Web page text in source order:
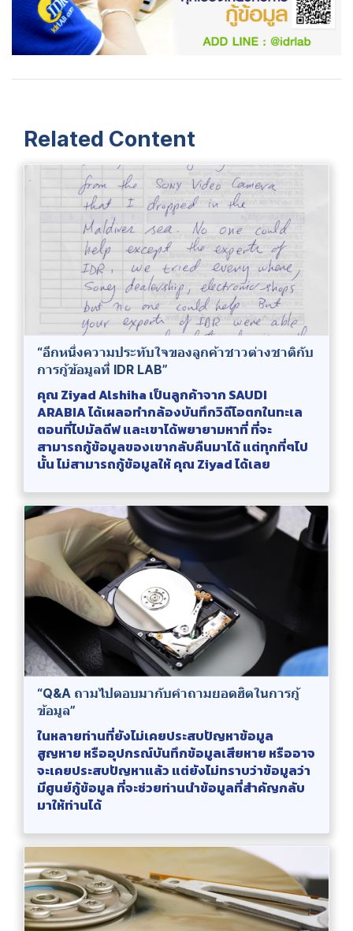
Related Content
“อีกหนึ่งความประทับใจของลูกค้าชาวต่างชาติกับ
การกู้ข้อมูลที่ IDR LAB”
คุณ Ziyad Alshiha เป็นลูกค้าจาก SAUDI
ARABIA ได้เผลอทำกล้องบันทึกวิดีโอตกในทะเล
ตอนที่ไปมัลดีฟ และเขาได้พยายามหาที่ ที่จะ
สามารถกู้ข้อมูลของเขากลับคืนมาได้ แต่ทุกที่ๆไป
นั้น ไม่สามารถกู้ข้อมูลให้ คุณ Ziyad ได้เลย
“Q&A ถามไปตอบมากับคำถามยอดฮิตในการกู้
ข้อมูล”
ในหลายท่านที่ยังไม่เคยประสบปัญหาข้อมูล
สูญหาย หรืออุปกรณ์บันทึกข้อมูลเสียหาย หรืออาจ
จะเคยประสบปัญหาแล้ว แต่ยังไม่ทราบว่าข้อมูลว่า
มีศูนย์กู้ข้อมูล ที่จะช่วยท่านนำข้อมูลที่สำคัญกลับ
มาให้ท่านได้